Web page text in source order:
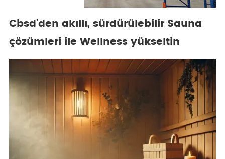
Cbsd'den akıllı, sürdürülebilir Sauna
çözümleri ile Wellness yükseltin